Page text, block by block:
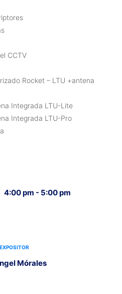
CCTV
Rocket – LTU +antena
Integrada LTU-Lite
Integrada LTU-Pro
4:00 pm - 5:00 pm
EXPOSITOR
Mórales